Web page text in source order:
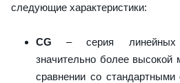
следующие характеристики:
CG – серия линейных
значительно более высокой
сравнении со